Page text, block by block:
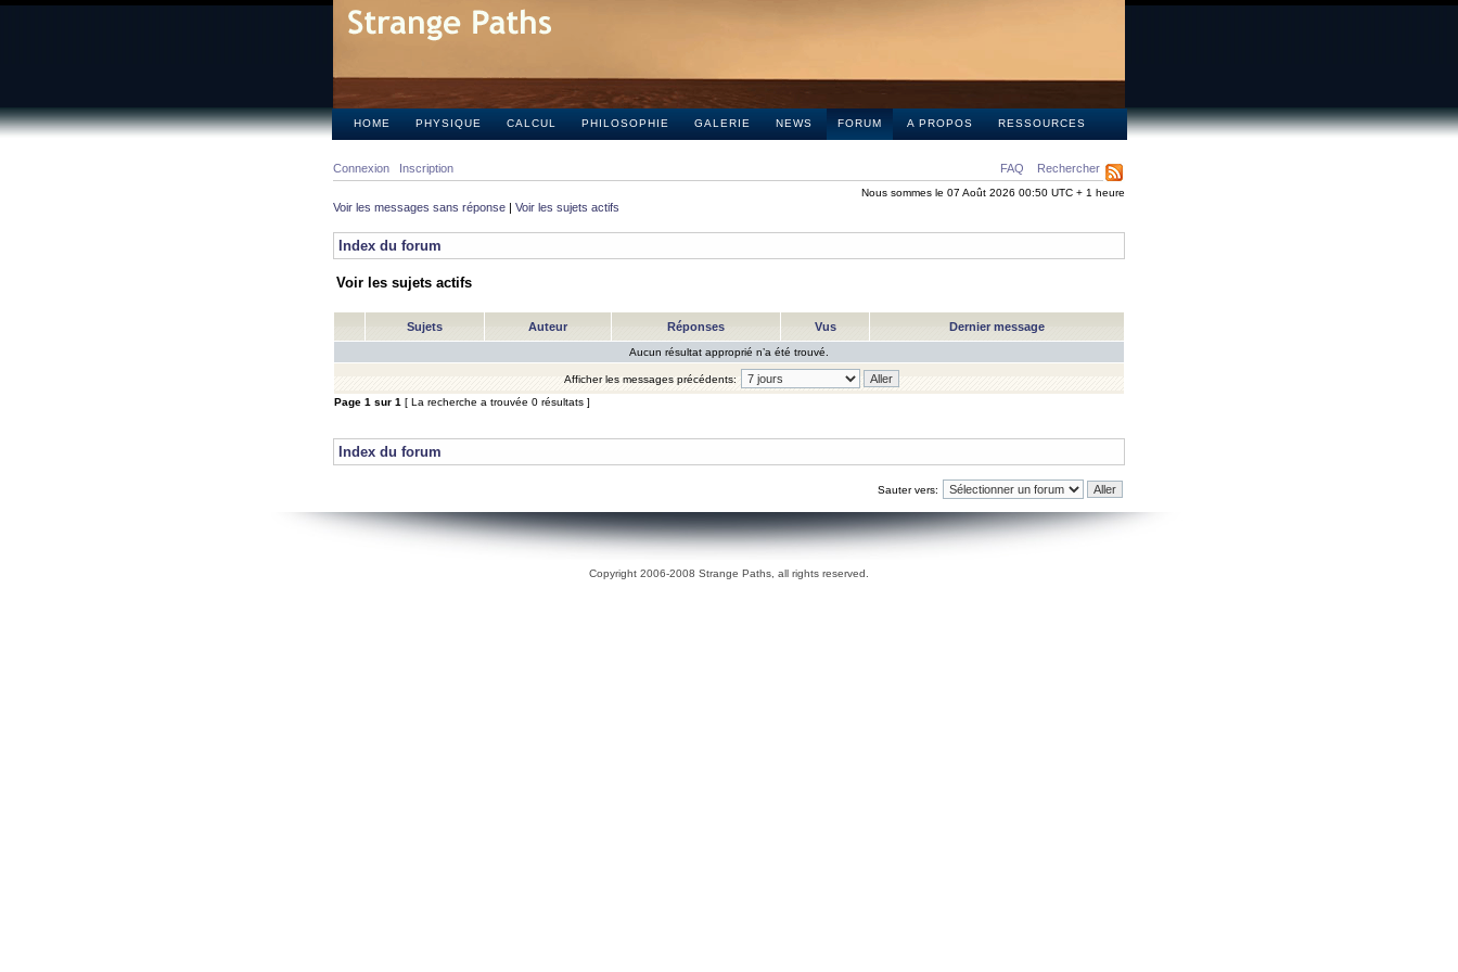
HOME PHYSIQUE CALCUL PHILOSOPHIE GALERIE NEWS FORUM A PROPOS RESSOURCES
FAQ Rechercher
Connexion Inscription
Nous sommes le 07 Août 2026 00:50 UTC + 1 heure
Voir les messages sans réponse | Voir les sujets actifs
Index du forum
Voir les sujets actifs
Sujets Auteur Réponses Vus Dernier message
Aucun résultat approprié n’a été trouvé.
Afficher les messages précédents:
Page 1 sur 1 [ La recherche a trouvée 0 résultats ]
Index du forum
Sauter vers:
Copyright 2006-2008 Strange Paths, all rights reserved.